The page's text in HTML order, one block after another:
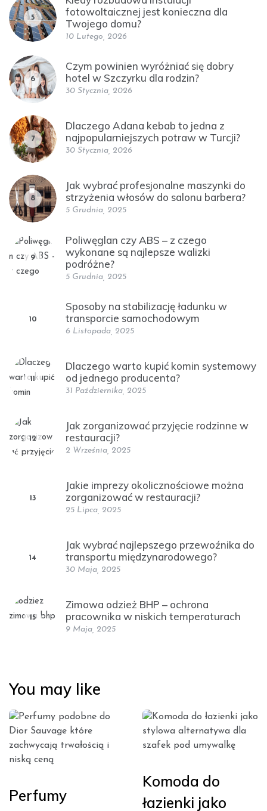
5
fotowoltaicznej jest konieczna dla
Twojego domu?
10 Lutego, 2026
6
Czym powinien wyróżniać się dobry
hotel w Szczyrku dla rodzin?
30 Stycznia, 2026
7
Dlaczego Adana kebab to jedna z
najpopularniejszych potraw w Turcji?
30 Stycznia, 2026
8
Jak wybrać profesjonalne maszynki do
strzyżenia włosów do salonu barbera?
5 Grudnia, 2025
9
Poliwęglan czy ABS – z czego
wykonane są najlepsze walizki
podróżne?
5 Grudnia, 2025
10
Sposoby na stabilizację ładunku w
transporcie samochodowym
6 Listopada, 2025
11
Dlaczego warto kupić komin systemowy
od jednego producenta?
31 Października, 2025
12
Jak zorganizować przyjęcie rodzinne w
restauracji?
2 Września, 2025
13
Jakie imprezy okolicznościowe można
zorganizować w restauracji?
25 Lipca, 2025
14
Jak wybrać najlepszego przewoźnika do
transportu międzynarodowego?
30 Maja, 2025
15
Zimowa odzież BHP – ochrona
pracownika w niskich temperaturach
9 Maja, 2025
You may like
Perfumy
Komoda do
łazienki jako